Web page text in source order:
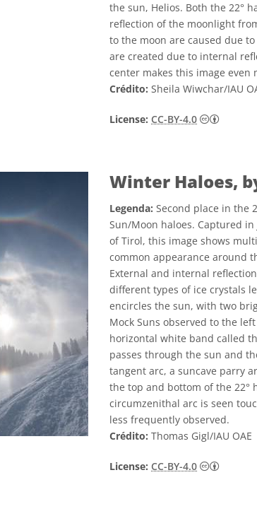
the sun, Helios. Both the 22°
reflection of the moonlight
to the moon are caused due
are created due to internal
center makes this image even
Crédito: Sheila Wiwchar/IAU
License: CC-BY-4.0
Winter Haloes,
Legenda: Second place in the
Sun/Moon haloes. Captured
of Tirol, this image shows
common appearance around
External and internal
different types of ice crystals
encircles the sun, with two
Mock Suns observed to the
horizontal white band called
passes through the sun and
tangent arc, a suncave parry
the top and bottom of the 22°
circumzenithal arc is seen
less frequently observed.
Crédito: Thomas Gigl/IAU OAE
License: CC-BY-4.0